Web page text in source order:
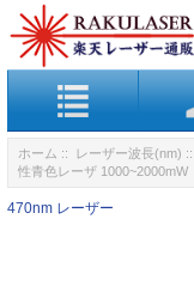
ホーム :: レーザー波長(nm) ::
性青色レーザ 1000~2000mW
470nm レーザー